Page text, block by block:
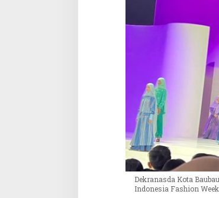
t
B
u
T
a
m
i
l
k
a
n
Dekranasda Kota
Indonesia Fashion